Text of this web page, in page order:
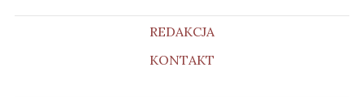
REDAKCJA
KONTAKT